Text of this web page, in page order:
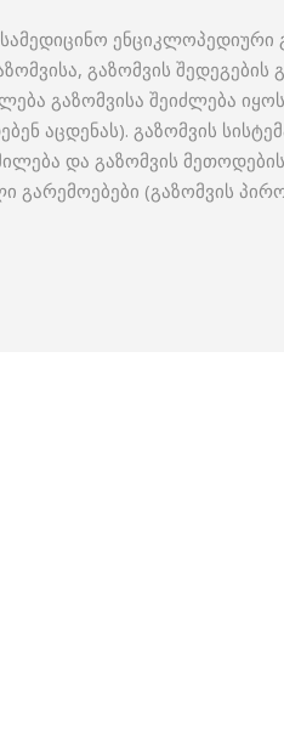
ენციკლოპედიური
გაზომვის შედეგების
გაზომვისა შეიძლება
აცდენას). გაზომვის
და გაზომვის
გარემოებები (გაზომვის